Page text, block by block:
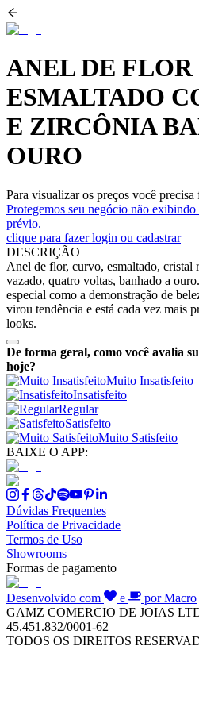
ANEL DE FLOR
ESMALTADO
E ZIRCÔNIA
OURO
Para visualizar os preços você precisa
Protegemos seu negócio não
prévio.
clique para fazer login ou cadastrar
DESCRIÇÃO
Anel de flor, curvo, esmaltado, cristal
vazado, quatro voltas, banhado a
especial como a demonstração de
virou tendência e está cada vez mais
looks.
De forma geral, como você avalia
hoje?
Muito Insatisfeito
Insatisfeito
Regular
Satisfeito
Muito Satisfeito
BAIXE O APP:
Dúvidas Frequentes
Política de Privacidade
Termos de Uso
Showrooms
Formas de pagamento
Desenvolvido com e
por Macro
GAMZ COMERCIO DE JOIAS
45.451.832/0001-62
TODOS OS DIREITOS